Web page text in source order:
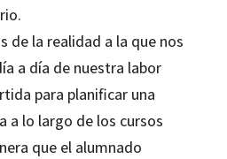
de la realidad a la que nos
a día de nuestra labor
para planificar una
a lo largo de los cursos
que el alumnado